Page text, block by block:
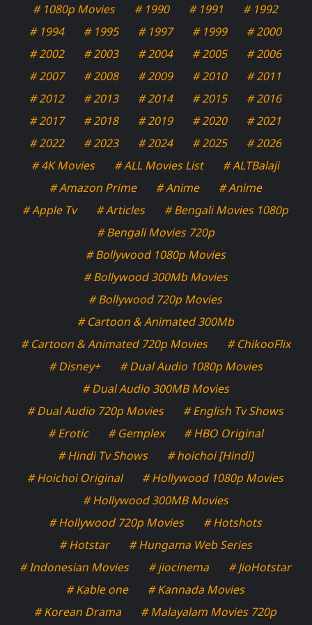
# 1080p Movies # 1990 # 1991
# 1992
# 1994
# 1995 # 1997 # 1999
# 2000
# 2002
# 2003 # 2004 # 2005
# 2006
# 2007
# 2008 # 2009 # 2010
# 2011
# 2012
# 2013 # 2014 # 2015
# 2016
# 2017
# 2018 # 2019 # 2020
# 2021
# 2022
# 2023 # 2024 # 2025
# 2026
# 4K Movies
# ALL Movies List
# ALTBalaji
# Amazon Prime
# Anime
# Anime
# Apple Tv
# Articles
# Bengali Movies 1080p
# Bengali Movies 720p
# Bollywood 1080p Movies
# Bollywood 300Mb Movies
# Bollywood 720p Movies
# Cartoon & Animated 300Mb
# Cartoon & Animated 720p Movies
# ChikooFlix
# Disney+
# Dual Audio 1080p Movies
# Dual Audio 300MB Movies
# Dual Audio 720p Movies
# English Tv Shows
# Erotic
# Gemplex
# HBO Original
# Hindi Tv Shows
# hoichoi [Hindi]
# Hoichoi Original
# Hollywood 1080p Movies
# Hollywood 300MB Movies
# Hollywood 720p Movies
# Hotshots
# Hotstar
# Hungama Web Series
# Indonesian Movies
# jiocinema
# JioHotstar
# Kable one
# Kannada Movies
# Korean Drama
# Malayalam Movies 720p